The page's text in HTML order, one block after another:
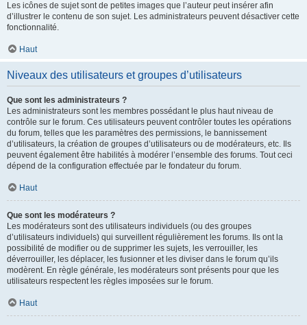
Les icônes de sujet sont de petites images que l’auteur peut insérer afin
d’illustrer le contenu de son sujet. Les administrateurs peuvent désactiver cette
fonctionnalité.
Haut
Niveaux des utilisateurs et groupes d’utilisateurs
Que sont les administrateurs ?
Les administrateurs sont les membres possédant le plus haut niveau de
contrôle sur le forum. Ces utilisateurs peuvent contrôler toutes les opérations
du forum, telles que les paramètres des permissions, le bannissement
d’utilisateurs, la création de groupes d’utilisateurs ou de modérateurs, etc. Ils
peuvent également être habilités à modérer l’ensemble des forums. Tout ceci
dépend de la configuration effectuée par le fondateur du forum.
Haut
Que sont les modérateurs ?
Les modérateurs sont des utilisateurs individuels (ou des groupes
d’utilisateurs individuels) qui surveillent régulièrement les forums. Ils ont la
possibilité de modifier ou de supprimer les sujets, les verrouiller, les
déverrouiller, les déplacer, les fusionner et les diviser dans le forum qu’ils
modèrent. En règle générale, les modérateurs sont présents pour que les
utilisateurs respectent les règles imposées sur le forum.
Haut